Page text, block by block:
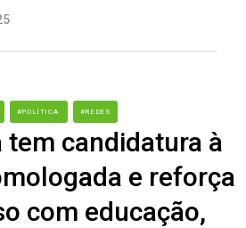
#POLÍTICA #REDES
tem candidatura à
e reforça
com educação,